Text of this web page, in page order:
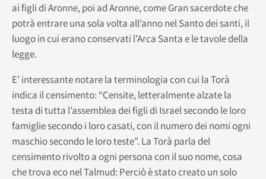
ai figli di Aronne, poi ad Aronne, come Gran sacerdote che
potrà entrare una sola volta all’anno nel Santo dei santi, il
luogo in cui erano conservati l’Arca Santa e le tavole della
legge.
E’ interessante notare la terminologia con cui la Torà
indica il censimento: “Censite, letteralmente alzate la
testa di tutta l’assemblea dei figli di Israel secondo le loro
famiglie secondo i loro casati, con il numero dei nomi ogni
maschio secondo le loro teste”. La Torà parla del
censimento rivolto a ogni persona con il suo nome, cosa
che trova eco nel Talmud: Perciò è stato creato un solo